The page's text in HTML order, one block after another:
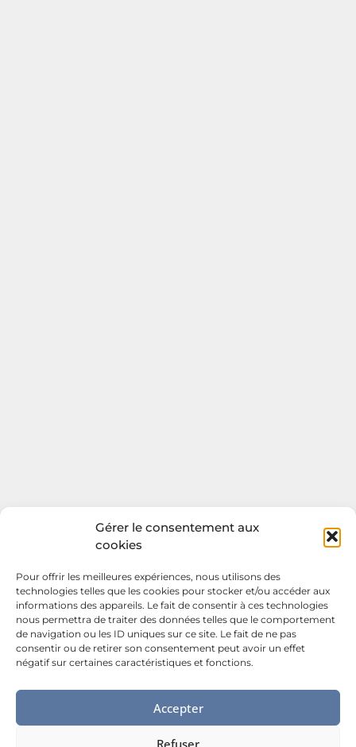
Gérer le consentement aux
cookies
Pour offrir les meilleures expériences, nous utilisons des
technologies telles que les cookies pour stocker et/ou accéder aux
informations des appareils. Le fait de consentir à ces technologies
nous permettra de traiter des données telles que le comportement
de navigation ou les ID uniques sur ce site. Le fait de ne pas
consentir ou de retirer son consentement peut avoir un effet
négatif sur certaines caractéristiques et fonctions.
Accepter
Refuser